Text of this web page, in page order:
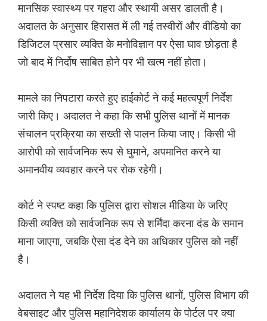
मानसिक स्वास्थ्य पर गहरा और स्थायी असर डालती है।
अदालत के अनुसार हिरासत में ली गई तस्वीरों और वीडियो का
डिजिटल प्रसार व्यक्ति के मनोविज्ञान पर ऐसा घाव छोड़ता है
जो बाद में निर्दोष साबित होने पर भी खत्म नहीं होता।
मामले का निपटारा करते हुए हाईकोर्ट ने कई महत्वपूर्ण निर्देश
जारी किए। अदालत ने कहा कि सभी पुलिस थानों में मानक
संचालन प्रक्रिया का सख्ती से पालन किया जाए। किसी भी
आरोपी को सार्वजनिक रूप से घुमाने, अपमानित करने या
अमानवीय व्यवहार करने पर रोक रहेगी।
कोर्ट ने स्पष्ट कहा कि पुलिस द्वारा सोशल मीडिया के जरिए
किसी व्यक्ति को सार्वजनिक रूप से शर्मिंदा करना दंड के समान
माना जाएगा, जबकि ऐसा दंड देने का अधिकार पुलिस को नहीं
है।
अदालत ने यह भी निर्देश दिया कि पुलिस थानों, पुलिस विभाग की
वेबसाइट और पुलिस महानिदेशक कार्यालय के पोर्टल पर क्या